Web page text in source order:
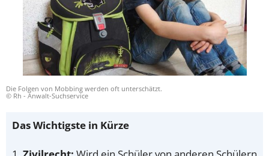
Die Folgen von Mobbing werden oft unterschätzt.
© Rh - Anwalt-Suchservice
Das Wichtigste in Kürze